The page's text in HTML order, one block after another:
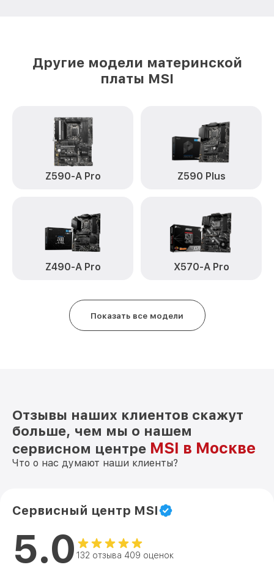
Другие модели материнской
платы MSI
Z590-A Pro Z590 Plus
Z490-A Pro X570-A Pro
Показать все модели
Отзывы наших клиентов скажут
больше, чем мы о нашем
сервисном центре MSI в Москве
Что о нас думают наши клиенты?
Сервисный центр MSI
5.0 132 отзыва 409 оценок